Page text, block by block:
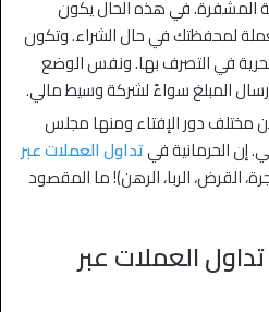
المشفرة. في هذه الحال يكون
لمحفظتك في حال الشراء. وتكون
في التصرف بها. ونفس الوضع
المبلغ سواءً لشركة وسيط مالي.
مختلف دور الإفتاء ومنها مجلس
إن الحرمانية فيتداول العملات عبر
القرض، الربا، الرهن)! ما المقصود
العملات عبر